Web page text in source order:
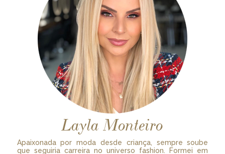
Layla Monteiro
Apaixonada por moda desde criança, sempre soube
que seguiria carreira no universo fashion. Formei em